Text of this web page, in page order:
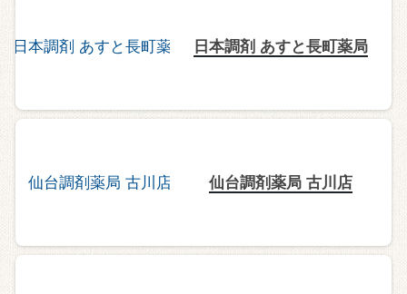
日本調剤 あすと長町薬局
仙台調剤薬局 古川店